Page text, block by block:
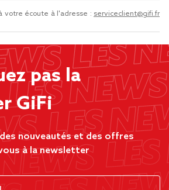
votre écoute à l'adresse : serviceclient@gifi.fr
pas la
GiFi
nouveautés et des offres
à la newsletter